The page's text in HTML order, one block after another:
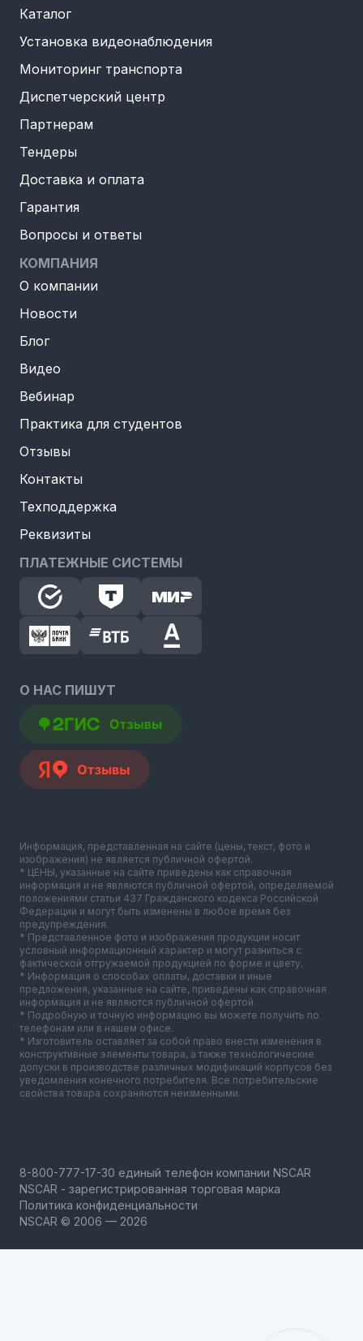
Каталог
Установка видеонаблюдения
Мониторинг транспорта
Диспетчерский центр
Партнерам
Тендеры
Доставка и оплата
Гарантия
Вопросы и ответы
КОМПАНИЯ
О компании
Новости
Блог
Видео
Вебинар
Практика для студентов
Отзывы
Контакты
Техподдержка
Реквизиты
ПЛАТЕЖНЫЕ СИСТЕМЫ
О НАС ПИШУТ
Информация, представленная на сайте (цены, текст, фото и
изображения) не является публичной офертой.
* ЦЕНЫ, указанные на сайте приведены как справочная
информация и не являются публичной офертой, определяемой
положениями статьи 437 Гражданского кодекса Российской
Федерации и могут быть изменены в любое время без
предупреждения.
* Представленное фото и изображения продукции носит
условный информационный характер и могут разниться с
фактической отгружаемой продукцией по форме и цвету.
* Информация о способах оплаты, доставки и иные
предложения, указанные на сайте, приведены как справочная
информация и не являются публичной офертой.
* Подробную и точную информацию вы можете получить по
телефонам или в нашем офисе.
* Изготовитель оставляет за собой право внести изменения в
конструктивные элементы товара, а также технологические
допуски в производстве различных модификаций корпусов без
уведомления конечного потребителя. Все потребительские
свойства товара сохраняются неизменными.
NSCAR - зарегистрированная торговая марка
Политика конфиденциальности
NSCAR © 2006 — 2026